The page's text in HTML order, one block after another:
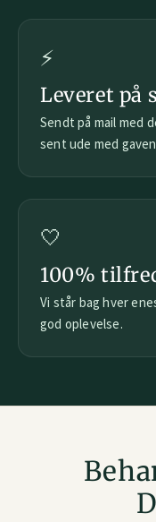
⚡
Leveret på
Sendt på mail med
sent ude med
🤍
100%
Vi står bag hver
god oplevelse.